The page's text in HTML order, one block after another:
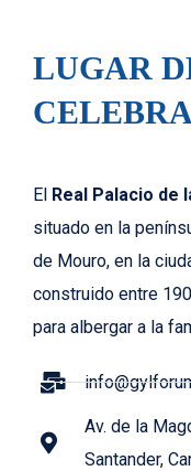
LUGAR
El Real Palacio de
situado en la
de Mouro, en la
construido entre
para albergar a la
Av. de la
Santander,